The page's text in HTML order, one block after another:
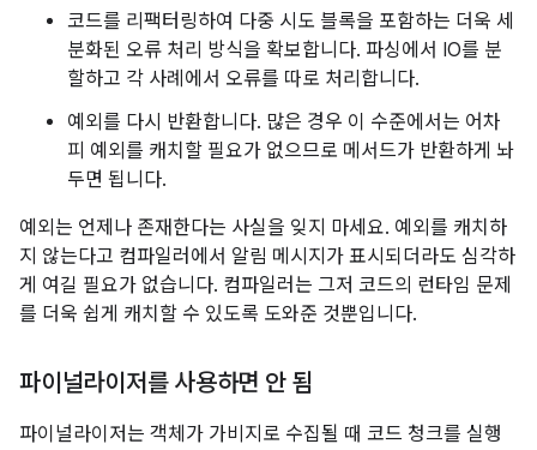
코드를 리팩터링하여 다중 시도 블록을 포함하는 더욱 세
분화된 오류 처리 방식을 확보합니다. 파싱에서 IO를 분
할하고 각 사례에서 오류를 따로 처리합니다.
예외를 다시 반환합니다. 많은 경우 이 수준에서는 어차
피 예외를 캐치할 필요가 없으므로 메서드가 반환하게 놔
두면 됩니다.
예외는 언제나 존재한다는 사실을 잊지 마세요. 예외를 캐치하
지 않는다고 컴파일러에서 알림 메시지가 표시되더라도 심각하
게 여길 필요가 없습니다. 컴파일러는 그저 코드의 런타임 문제
를 더욱 쉽게 캐치할 수 있도록 도와준 것뿐입니다.
파이널라이저를 사용하면 안 됨
파이널라이저는 객체가 가비지로 수집될 때 코드 청크를 실행